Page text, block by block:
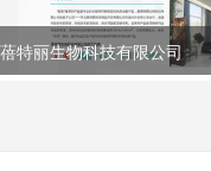
蓓特丽生物科技有限公司